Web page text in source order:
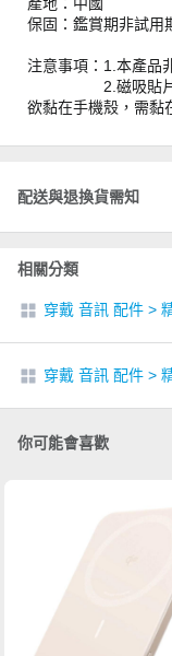
保固：鑑賞期非試用
注意事項：1.本產品
2.磁吸貼片需黏
欲黏在手機殼，需黏
配送與退換貨需知
相關分類
穿戴 音訊 配件 >
穿戴 音訊 配件 >
你可能會喜歡